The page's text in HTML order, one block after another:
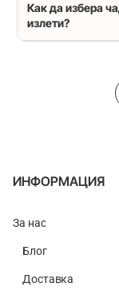
Как да избера
излети?
ИНФОРМАЦИЯ
За нас
Блог
Доставка